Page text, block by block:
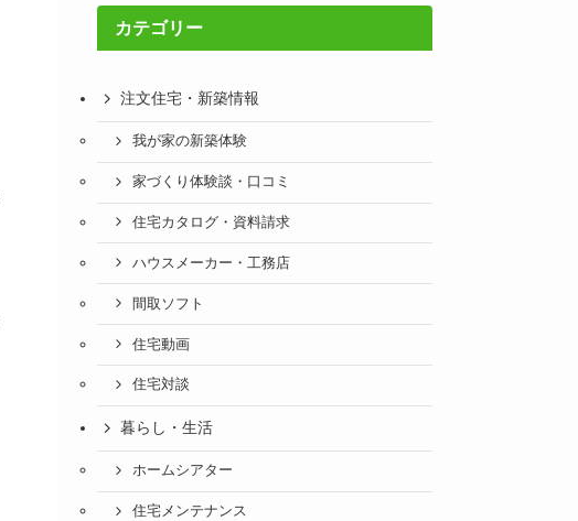
カテゴリー
注文住宅・新築情報
我が家の新築体験
家づくり体験談・口コミ
住宅カタログ・資料請求
ハウスメーカー・工務店
間取ソフト
住宅動画
住宅対談
暮らし・生活
ホームシアター
住宅メンテナンス